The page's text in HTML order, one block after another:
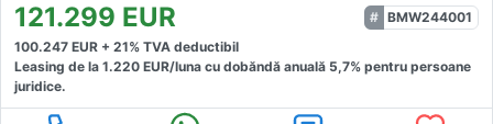
121.299 EUR
BMW244001
100.247 EUR + 21% TVA deductibil
Leasing de la 1.220 EUR/luna cu dobăndă anuală 5,7% pentru persoane
juridice.